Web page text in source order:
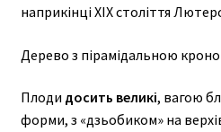
наприкінці ХІХ століття
Дерево з пірамідальною
Плоди досить великі, вагою
форми, з «дзьобиком» на